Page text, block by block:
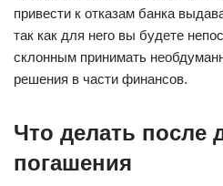
привести к отказам банка
так как для него вы будете
склонным принимать
решения в части финансов.
Что делать после
погашения